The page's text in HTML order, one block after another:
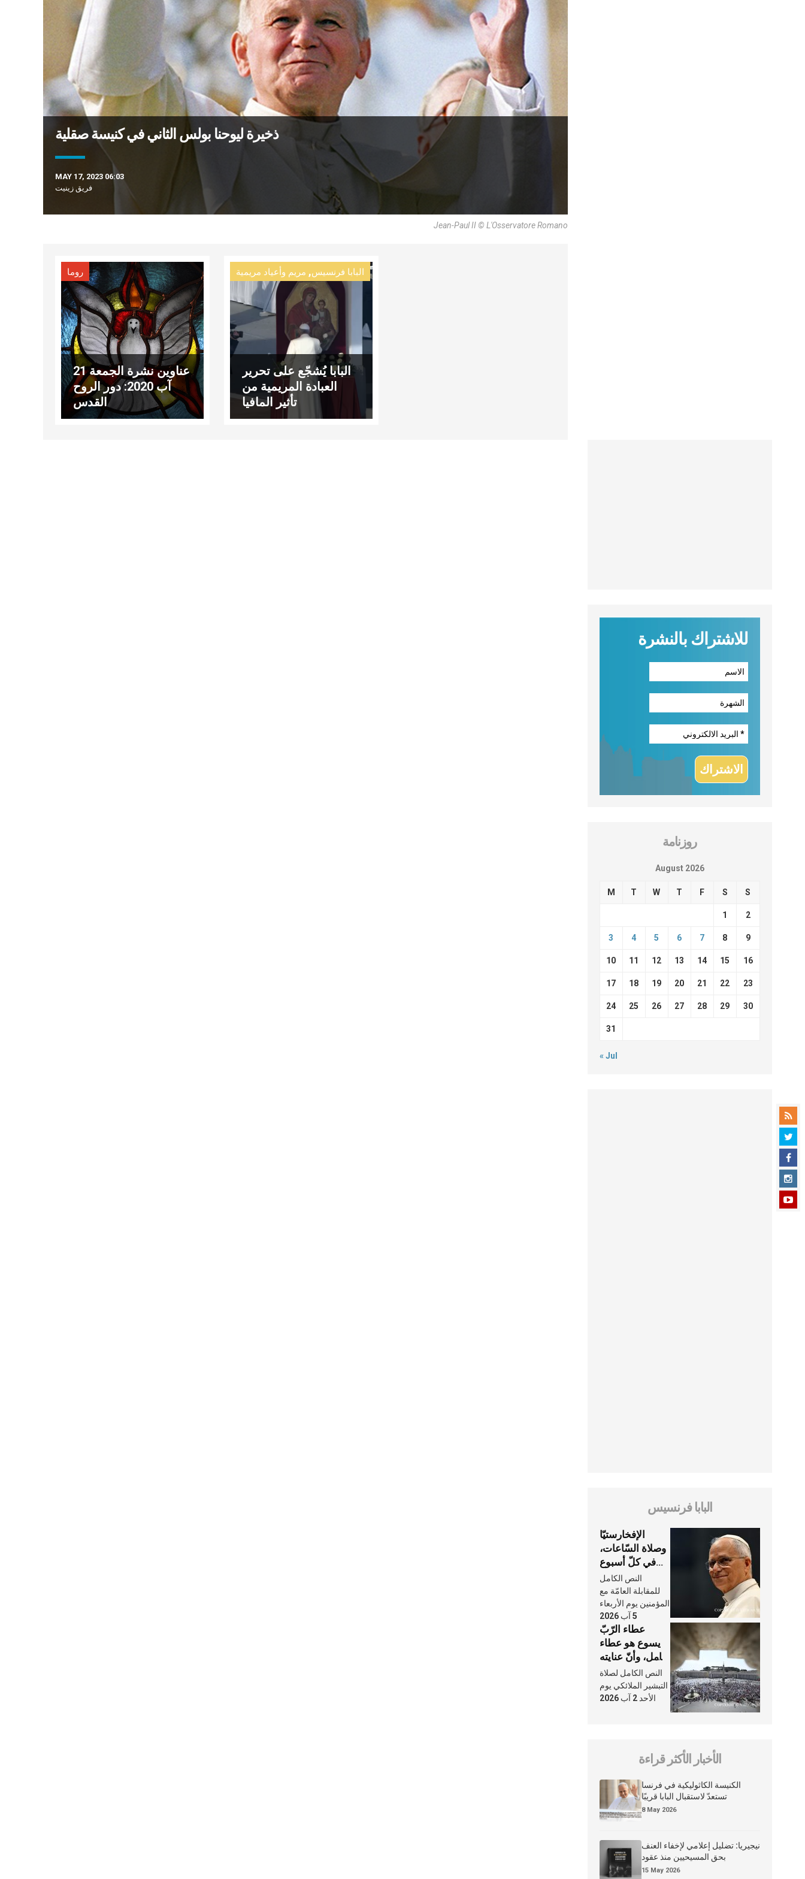
ذخيرة ليوحنا بولس الثاني في كنيسة صقلية
MAY 17, 2023 06:03
فريق زينيت
Jean-Paul II © L'Osservatore Romano
روما
عناوين نشرة الجمعة 21
آب 2020: دور الروح
القدس
البابا فرنسيس, مريم وأعياد مريمية
البابا يُشجّع على تحرير
العبادة المريمية من
تأثير المافيا
للاشتراك بالنشرة
روزنامة
August 2026
M T W T F S S
1 2
3 4 5 6 7 8 9
10 11 12 13 14 15 16
17 18 19 20 21 22 23
24 25 26 27 28 29 30
31
« Jul
البابا فرنسيس
الإفخارستيّا
وصلاة السّاعات،
في كلّ أسبوع
وكلّ يوم، هما
النَّفَس في حياة
الكنيسة
النص الكامل
للمقابلة العامّة مع
المؤمنين يوم الأربعاء
5 آب 2026
عطاء الرّبّ
يسوع هو عطاء
شامل، وأنّ عنايته
بنا لا تغيب عنّا
أبدًا
النص الكامل لصلاة
التبشير الملائكي يوم
الأحد 2 آب 2026
الأخبار الأكثر قراءة
الكنيسة الكاثوليكية في فرنسا
تستعدّ لاستقبال البابا قريبًا
8 May 2026
نيجيريا: تضليل إعلامي لإخفاء العنف
بحق المسيحيين منذ عقود
15 May 2026